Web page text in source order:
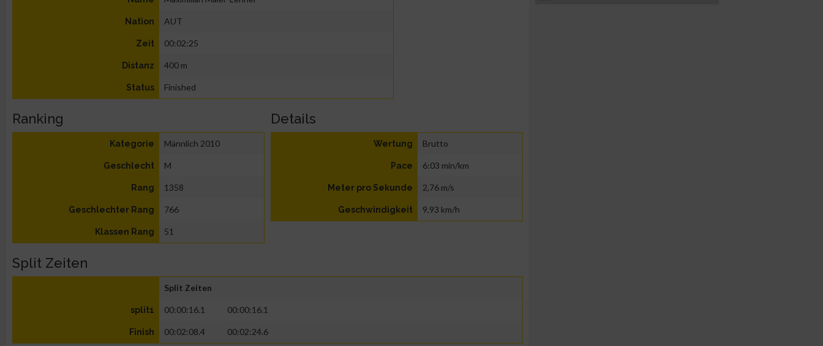
Nation AUT
Zeit 00:02:25
Distanz 400 m
Status Finished
Ranking
Kategorie Männlich 2010
Geschlecht M
Rang 1358
Geschlechter Rang 766
Klassen Rang 51
Details
Wertung Brutto
Pace 6:03 min/km
Meter pro Sekunde 2,76 m/s
Geschwindigkeit 9,93 km/h
Split Zeiten
Split Zeiten
split1 00:00:16.1 00:00:16.1
Finish 00:02:08.4 00:02:24.6